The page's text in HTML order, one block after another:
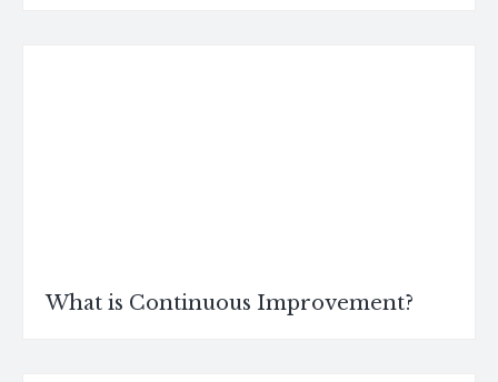
What is Continuous Improvement?